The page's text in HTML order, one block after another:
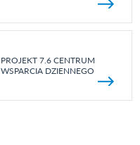
PROJEKT 7.6 CENTRUM
WSPARCIA DZIENNEGO